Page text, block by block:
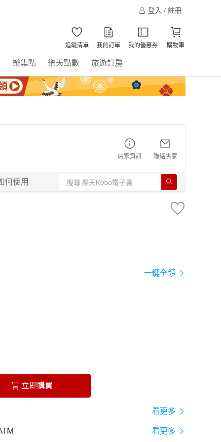
登入 / 註冊
追蹤清單 我的訂單 我的優惠券 購物車
樂集點 樂天點數 旅遊訂房
店家資訊 聯絡店家
何使用
一鍵全領
立即購買
看更多
看更多